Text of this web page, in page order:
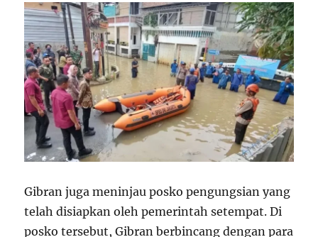
Gibran juga meninjau posko pengungsian yang
telah disiapkan oleh pemerintah setempat. Di
posko tersebut, Gibran berbincang dengan para